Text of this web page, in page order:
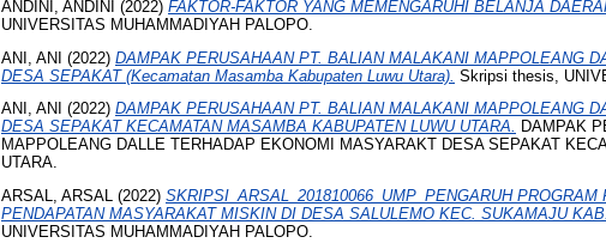
ANDINI, ANDINI (2022) FAKTOR-FAKTOR YANG MEMENGARUHI BELANJA
UNIVERSITAS MUHAMMADIYAH PALOPO.
ANI, ANI (2022) DAMPAK PERUSAHAAN PT. BALIAN MALAKANI MAPPOLEANG
DESA SEPAKAT (Kecamatan Masamba Kabupaten Luwu Utara). Skripsi thesis,
ANI, ANI (2022) DAMPAK PERUSAHAAN PT. BALIAN MALAKANI MAPPOLEANG
DESA SEPAKAT KECAMATAN MASAMBA KABUPATEN LUWU UTARA. DAMPAK
MAPPOLEANG DALLE TERHADAP EKONOMI MASYARAKT DESA SEPAKAT
UTARA.
ARSAL, ARSAL (2022) SKRIPSI_ARSAL_201810066_UMP_PENGARUH
PENDAPATAN MASYARAKAT MISKIN DI DESA SALULEMO KEC. SUKAMAJU
UNIVERSITAS MUHAMMADIYAH PALOPO.